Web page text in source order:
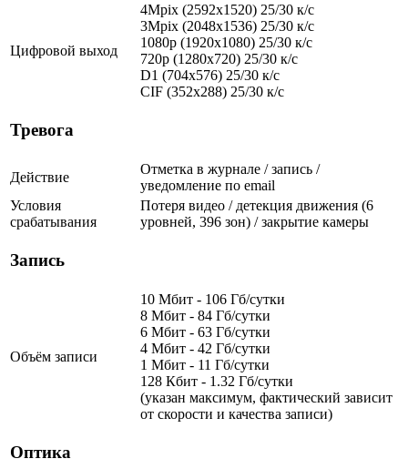
Цифровой выход
4Mpix (2592х1520) 25/30 к/с
3Mpix (2048x1536) 25/30 к/с
1080p (1920х1080) 25/30 к/с
720p (1280x720) 25/30 к/с
D1 (704x576) 25/30 к/с
CIF (352x288) 25/30 к/с
Тревога
Действие
Отметка в журнале / запись /
уведомление по email
Условия
срабатывания
Потеря видео / детекция движения (6
уровней, 396 зон) / закрытие камеры
Запись
Объём записи
10 Мбит - 106 Гб/сутки
8 Мбит - 84 Гб/сутки
6 Мбит - 63 Гб/сутки
4 Мбит - 42 Гб/сутки
1 Мбит - 11 Гб/сутки
128 Кбит - 1.32 Гб/сутки
(указан максимум, фактический зависит
от скорости и качества записи)
Оптика